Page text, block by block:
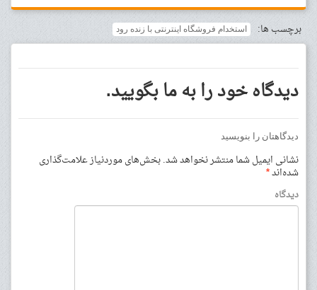
برچسب ها: استخدام فروشگاه اینترنتی با زنده رود
دیدگاه خود را به ما بگویید.
دیدگاهتان را بنویسید
نشانی ایمیل شما منتشر نخواهد شد.بخش‌های موردنیاز علامت‌گذاری
شده‌اند*
دیدگاه